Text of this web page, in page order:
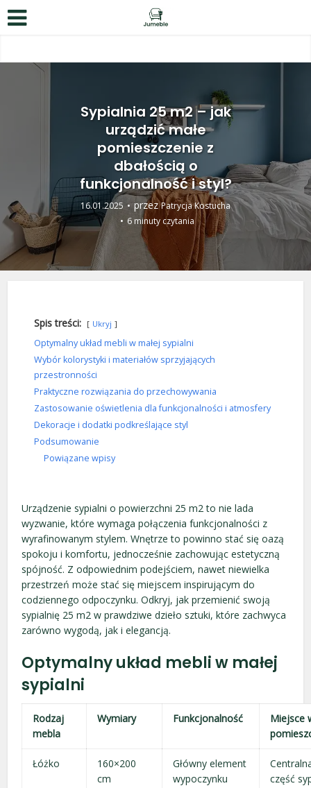
Sypialnia 25 m2 – jak
urządzić małe
pomieszczenie z
dbałością o
funkcjonalność i styl?
16.01.2025 przezPatrycja Kostucha
6 minuty czytania
Spis treści: Ukryj
Optymalny układ mebli w małej sypialni
Wybór kolorystyki i materiałów sprzyjających
przestronności
Praktyczne rozwiązania do przechowywania
Zastosowanie oświetlenia dla funkcjonalności i atmosfery
Dekoracje i dodatki podkreślające styl
Podsumowanie
Powiązane wpisy
Urządzenie sypialni o powierzchni 25 m2 to nie lada
wyzwanie, które wymaga połączenia funkcjonalności z
wyrafinowanym stylem. Wnętrze to powinno stać się oazą
spokoju i komfortu, jednocześnie zachowując estetyczną
spójność. Z odpowiednim podejściem, nawet niewielka
przestrzeń może stać się miejscem inspirującym do
codziennego odpoczynku. Odkryj, jak przemienić swoją
sypialnię 25 m2 w prawdziwe dzieło sztuki, które zachwyca
zarówno wygodą, jak i elegancją.
Optymalny układ mebli w małej
sypialni
Rodzaj
mebla
Wymiary Funkcjonalność
Miejsce
Łóżko
160×200
cm
Główny element
wypoczynku
część